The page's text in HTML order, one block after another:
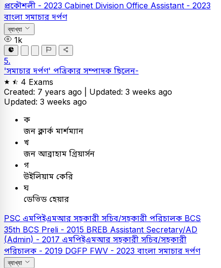
প্রকৌশলী - 2023 Cabinet Division Office Assistant - 2023
বাংলা সমাচার দর্পণ
ব্যাখ্যা
1k
5.
'সমাচার দর্পণ' পত্রিকার সম্পাদক ছিলেন-
4 Exams
Created: 7 years ago | Updated: 3 weeks ago
Updated: 3 weeks ago
ক
জন ক্লার্ক মার্শম্যান
খ
জন আব্রাহাম গ্রিয়ার্সন
গ
উইলিয়াম কেরি
ঘ
ডেভিড হেয়ার
PSC এমপিইএমআর সহকারী সচিব/সহকারী পরিচালক BCS
35th BCS Preli - 2015 BREB Assistant Secretary/AD
(Admin) - 2017 এমপিইএমআর সহকারী সচিব/সহকারী
পরিচালক - 2019 DGFP FWV - 2023 বাংলা সমাচার দর্পণ
ব্যাখ্যা